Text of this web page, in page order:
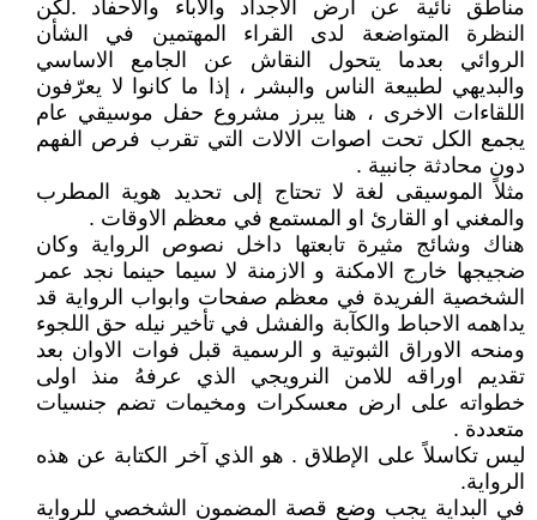
مناطق نائية عن ارض الاجداد والاباء والاحفاد .لكن
النظرة المتواضعة لدى القراء المهتمين في الشأن
الروائي بعدما يتحول النقاش عن الجامع الاساسي
والبديهي لطبيعة الناس والبشر ، إذا ما كانوا لا يعرّفون
اللقاءات الاخرى ، هنا يبرز مشروع حفل موسيقي عام
يجمع الكل تحت اصوات الالات التي تقرب فرص الفهم
دون محادثة جانبية .
مثلاً الموسيقى لغة لا تحتاج إلى تحديد هوية المطرب
والمغني او القارئ او المستمع في معظم الاوقات .
هناك وشائج مثيرة تابعتها داخل نصوص الرواية وكان
ضجيجها خارج الامكنة و الازمنة لا سيما حينما نجد عمر
الشخصية الفريدة في معظم صفحات وابواب الرواية قد
يداهمه الاحباط والكآبة والفشل في تأخير نيله حق اللجوء
ومنحه الاوراق الثبوتية و الرسمية قبل فوات الاوان بعد
تقديم اوراقه للامن النرويجي الذي عرفهُ منذ اولى
خطواته على ارض معسكرات ومخيمات تضم جنسيات
متعددة .
ليس تكاسلاً على الإطلاق . هو الذي آخر الكتابة عن هذه
الرواية.
في البداية يجب وضع قصة المضمون الشخصي للرواية